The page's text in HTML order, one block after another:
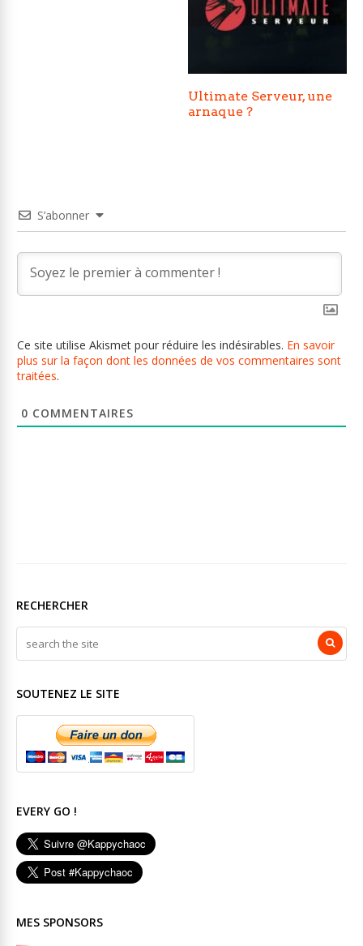
Ultimate Serveur, une
arnaque ?
S’abonner
Ce site utilise Akismet pour réduire les indésirables. En savoir
plus sur la façon dont les données de vos commentaires sont
traitées.
0 COMMENTAIRES
RECHERCHER
SOUTENEZ LE SITE
EVERY GO !
MES SPONSORS